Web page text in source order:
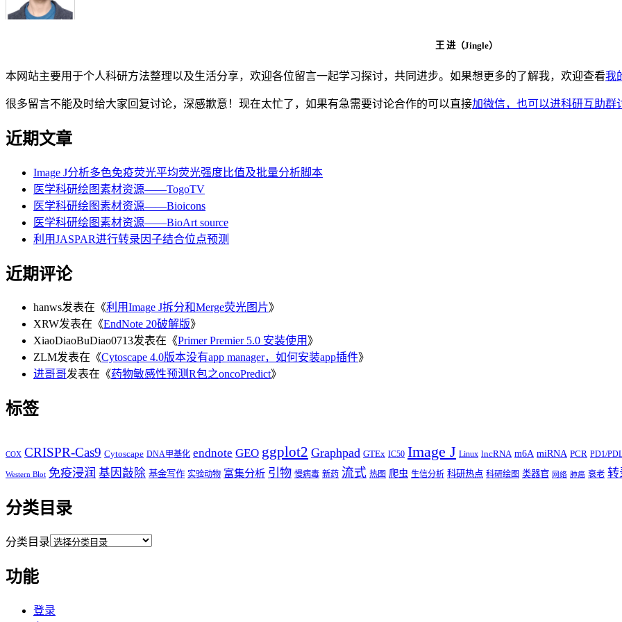
王 进（Jingle）
本网站主要用于个人科研方法整理以及生活分享，欢迎各位留言一起学习探讨，共同进步。如果想更多的了解我，欢迎查看我
很多留言不能及时给大家回复讨论，深感歉意！现在太忙了，如果有急需要讨论合作的可以直接加微信，也可以进科研互助群
近期文章
Image J分析多色免疫荧光平均荧光强度比值及批量分析脚本
医学科研绘图素材资源——TogoTV
医学科研绘图素材资源——Bioicons
医学科研绘图素材资源——BioArt source
利用JASPAR进行转录因子结合位点预测
近期评论
hanws发表在《利用Image J拆分和Merge荧光图片》
XRW发表在《EndNote 20破解版》
XiaoDiaoBuDiao0713发表在《Primer Premier 5.0 安装使用 》
ZLM发表在《Cytoscape 4.0版本没有app manager，如何安装app插件》
进哥哥发表在《药物敏感性预测R包之oncoPredict》
标签
COX CRISPR-Cas9 Cytoscape DNA甲基化 endnote GEO ggplot2 Graphpad GTEx IC50 Image J Linux lncRNA m6A miRNA PCR PD1/
Western Blot 免疫浸润 基因敲除 基金写作 实验动物 富集分析 引物 慢病毒 新药 流式 热图 爬虫 生信分析 科研热点 科研绘图 类器官 网络 肺癌 衰老 转
分类目录
分类目录
功能
登录